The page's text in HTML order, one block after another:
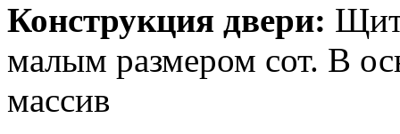
Конструкция двери:
малым размером сот. В
массив